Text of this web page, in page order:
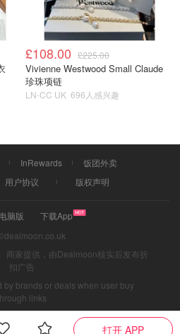
冻室冻3个小时左右，接着拿出
口感更加细滑。放入冰箱冷冻室
有美味好吃的黑芝麻冰激凌等着
£108.00 £225.00
Vivienne Westwood Small Claude
珍珠项链
LN-CC UK 696人感兴趣
打开 APP
InRewards
饭团外卖
用户协议 版权声明
电脑版
下载App
商家提供，由Dealmoon核实后发布折
扣广告
by brands or deals when user buy
links